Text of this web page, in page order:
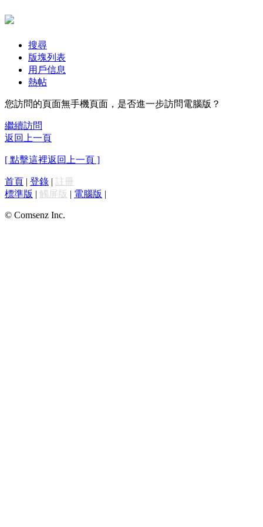
搜尋
版塊列表
用戶信息
熱帖
您訪問的頁面無手機頁面，是否進一步訪問電腦版？
繼續訪問
返回上一頁
[ 點擊這裡返回上一頁 ]
首頁 | 登錄 | 註冊
標準版 | 觸屏版 | 電腦版 |
© Comsenz Inc.